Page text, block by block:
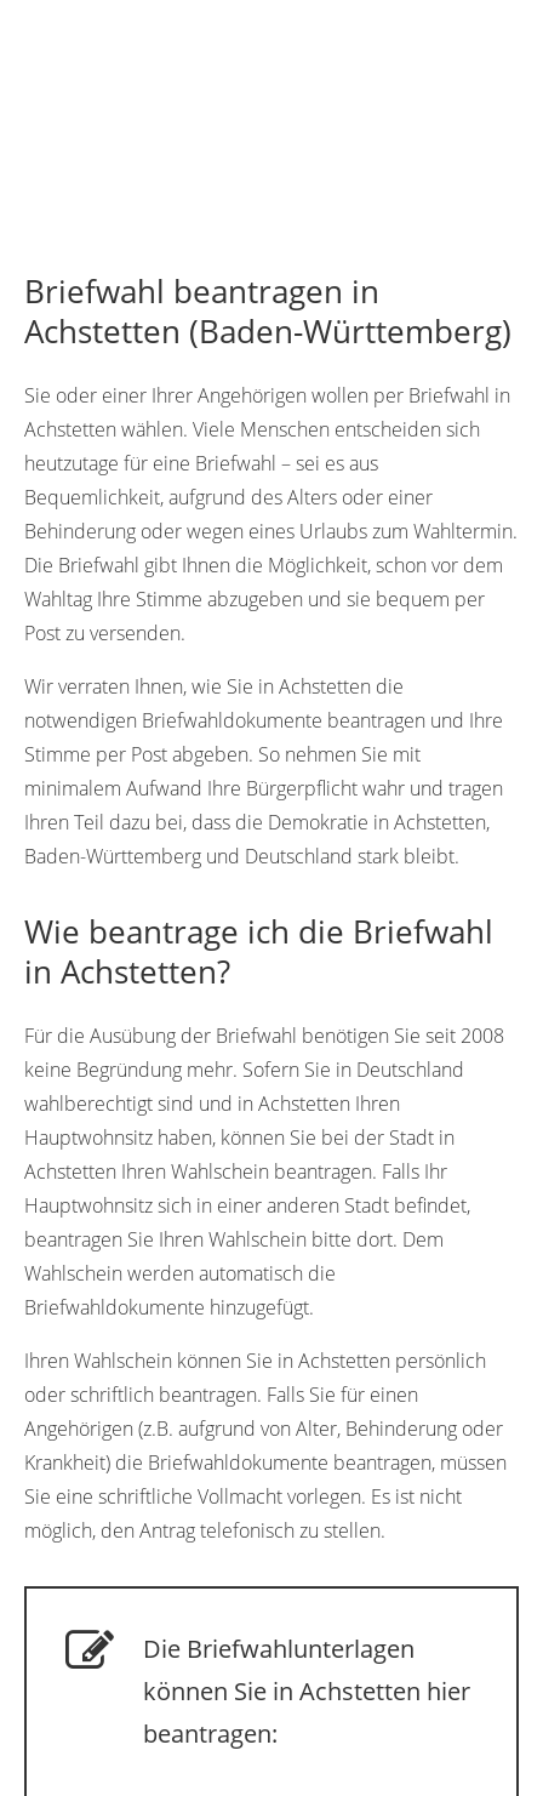
Briefwahl beantragen in
Achstetten (Baden-Württemberg)
Sie oder einer Ihrer Angehörigen wollen per Briefwahl in
Achstetten wählen. Viele Menschen entscheiden sich
heutzutage für eine Briefwahl – sei es aus
Bequemlichkeit, aufgrund des Alters oder einer
Behinderung oder wegen eines Urlaubs zum Wahltermin.
Die Briefwahl gibt Ihnen die Möglichkeit, schon vor dem
Wahltag Ihre Stimme abzugeben und sie bequem per
Post zu versenden.
Wir verraten Ihnen, wie Sie in Achstetten die
notwendigen Briefwahldokumente beantragen und Ihre
Stimme per Post abgeben. So nehmen Sie mit
minimalem Aufwand Ihre Bürgerpflicht wahr und tragen
Ihren Teil dazu bei, dass die Demokratie in Achstetten,
Baden-Württemberg und Deutschland stark bleibt.
Wie beantrage ich die Briefwahl
in Achstetten?
Für die Ausübung der Briefwahl benötigen Sie seit 2008
keine Begründung mehr. Sofern Sie in Deutschland
wahlberechtigt sind und in Achstetten Ihren
Hauptwohnsitz haben, können Sie bei der Stadt in
Achstetten Ihren Wahlschein beantragen. Falls Ihr
Hauptwohnsitz sich in einer anderen Stadt befindet,
beantragen Sie Ihren Wahlschein bitte dort. Dem
Wahlschein werden automatisch die
Briefwahldokumente hinzugefügt.
Ihren Wahlschein können Sie in Achstetten persönlich
oder schriftlich beantragen. Falls Sie für einen
Angehörigen (z.B. aufgrund von Alter, Behinderung oder
Krankheit) die Briefwahldokumente beantragen, müssen
Sie eine schriftliche Vollmacht vorlegen. Es ist nicht
möglich, den Antrag telefonisch zu stellen.
Die Briefwahlunterlagen
können Sie in Achstetten hier
beantragen: